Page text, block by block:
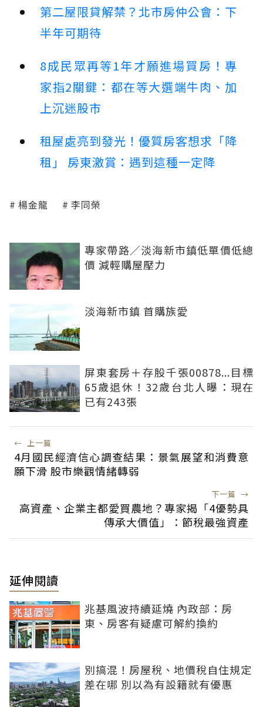
第二屋限貸解禁？北市房仲公會：下
半年可期待
8成民眾再等1年才願進場買房！專
家指2關鍵：都在等大選端牛肉、加
上沉迷股市
租屋處亮到發光！優質房客想求「降
租」 房東激賞：遇到這種一定降
楊金龍 李同榮
專家帶路／淡海新市鎮低單價低總
價 減輕購屋壓力
淡海新市鎮 首購族愛
屏東套房＋存股千張00878...目標
65歲退休！32歲台北人曝：現在
已有243張
← 上一篇
4月國民經濟信心調查結果：景氣展望和消費意
願下滑 股市樂觀情緒轉弱
下一篇 →
高資產、企業主都愛買農地？專家揭「4優勢具
傳承大價值」：節稅最強資產
延伸閱讀
兆基風波持續延燒 內政部：房
東、房客有疑慮可解約換約
別搞混！房屋稅、地價稅自住規定
差在哪 別以為有設籍就有優惠